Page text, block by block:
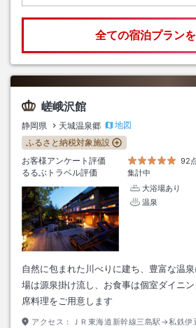
全ての宿泊プラン
嵯峨沢館
静岡県 天城温泉郷
地図
ふるさと納税対象施設
お客様アンケート評価
92
るるぶトラベル評価
集計中
大浴場あり
温泉
自然に包まれた川べりに建ち、豊富な温
場は源泉掛け流し、お食事は個室ダイニ
席料理をご用意します
アクセス：
ＪＲ東海道新幹線三島駅→私鉄